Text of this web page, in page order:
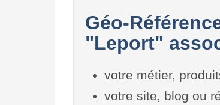
Géo-
"Leport"
votre métier,
votre site, blog ou